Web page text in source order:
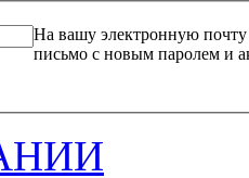
На вашу электронную почту
письмо с новым паролем и